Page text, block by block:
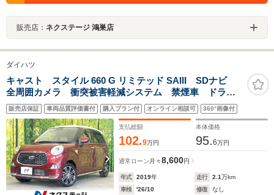
販売店： ネクステージ 鴻巣店
ダイハツ
キャスト スタイル 660 G リミテッド SAIII SDナビ
全周囲カメラ 衝突被害軽減システム 禁煙車 ドラレ
コ LEDヘッド ETC 純正15インチアルミ オートハ
イビーム 車線逸脱警報 オートライト オートエアコ
ン Bluetooth CD
販売店保証 車両品質評価書付 購入プラン付 オンライン相談可 360°画像付
支払総額
102.9万円
本体価格
95.6万円
通常ローン 月々8,600円
年式 2019年 走行 2.1万km
車検
'26/10 修復 なし